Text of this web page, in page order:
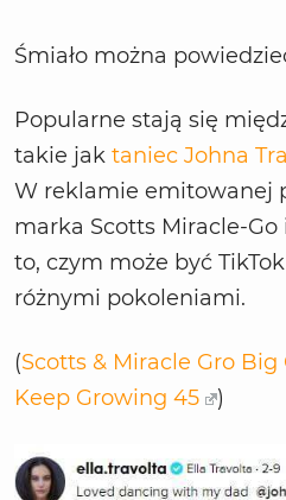
Śmiało można
Popularne stają się
takie jak taniec Johna
W reklamie emitowanej
marka Scotts Miracle-Go
to, czym może być
różnymi pokoleniami.
(Scotts & Miracle Gro
Keep Growing 45
)